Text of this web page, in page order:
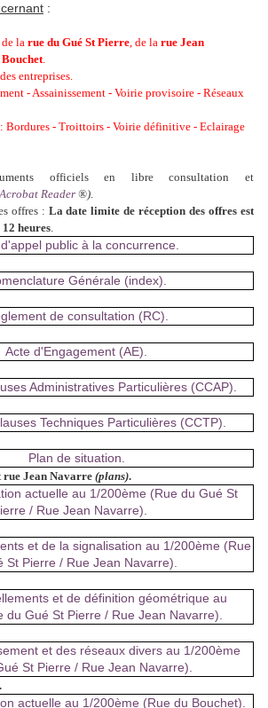
:
la rue du Gué St Pierre, de la rue Jean
.
entreprises.
- Assainissement - Voirie provisoire - Réseaux
: Bordures - Troittoirs - Voirie définitive - Eclairage
officiels en libre consultation et
Acrobat Reader ®).
offres : La date limite de réception des offres est
heures.
rue Jean Navarre (plans).
.